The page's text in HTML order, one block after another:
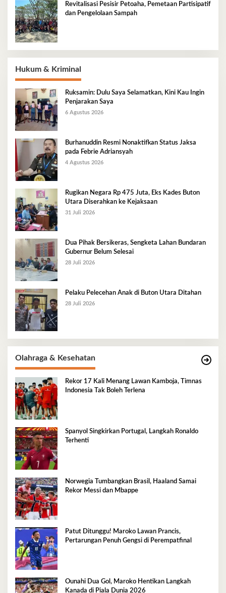
Revitalisasi Pesisir Petoaha, Pemetaan Partisipatif
dan Pengelolaan Sampah
Hukum & Kriminal
Ruksamin: Dulu Saya Selamatkan, Kini Kau Ingin
Penjarakan Saya
6 Agustus 2026
Burhanuddin Resmi Nonaktifkan Status Jaksa
pada Febrie Adriansyah
4 Agustus 2026
Rugikan Negara Rp 475 Juta, Eks Kades Buton
Utara Diserahkan ke Kejaksaan
31 Juli 2026
Dua Pihak Bersikeras, Sengketa Lahan Bundaran
Gubernur Belum Selesai
28 Juli 2026
Pelaku Pelecehan Anak di Buton Utara Ditahan
28 Juli 2026
Olahraga & Kesehatan
Rekor 17 Kali Menang Lawan Kamboja, Timnas
Indonesia Tak Boleh Terlena
Spanyol Singkirkan Portugal, Langkah Ronaldo
Terhenti
Norwegia Tumbangkan Brasil, Haaland Samai
Rekor Messi dan Mbappe
Patut Ditunggu! Maroko Lawan Prancis,
Pertarungan Penuh Gengsi di Perempatfinal
Ounahi Dua Gol, Maroko Hentikan Langkah
Kanada di Piala Dunia 2026